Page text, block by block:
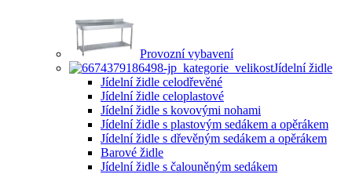
Provozní vybavení
Jídelní židle
Jídelní židle celodřevěné
Jídelní židle celoplastové
Jídelní židle s kovovými nohami
Jídelní židle s plastovým sedákem a opěrákem
Jídelní židle s dřevěným sedákem a opěrákem
Barové židle
Jídelní židle s čalouněným sedákem